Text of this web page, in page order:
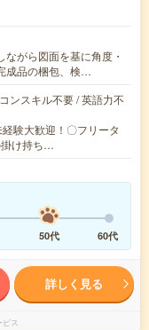
がら図面を基に角度・
成品の梱包、検…
ンスキル不要 / 英語力不
験大歓迎！〇フリータ
け持ち…
50代 60代
詳しく見る
ビス